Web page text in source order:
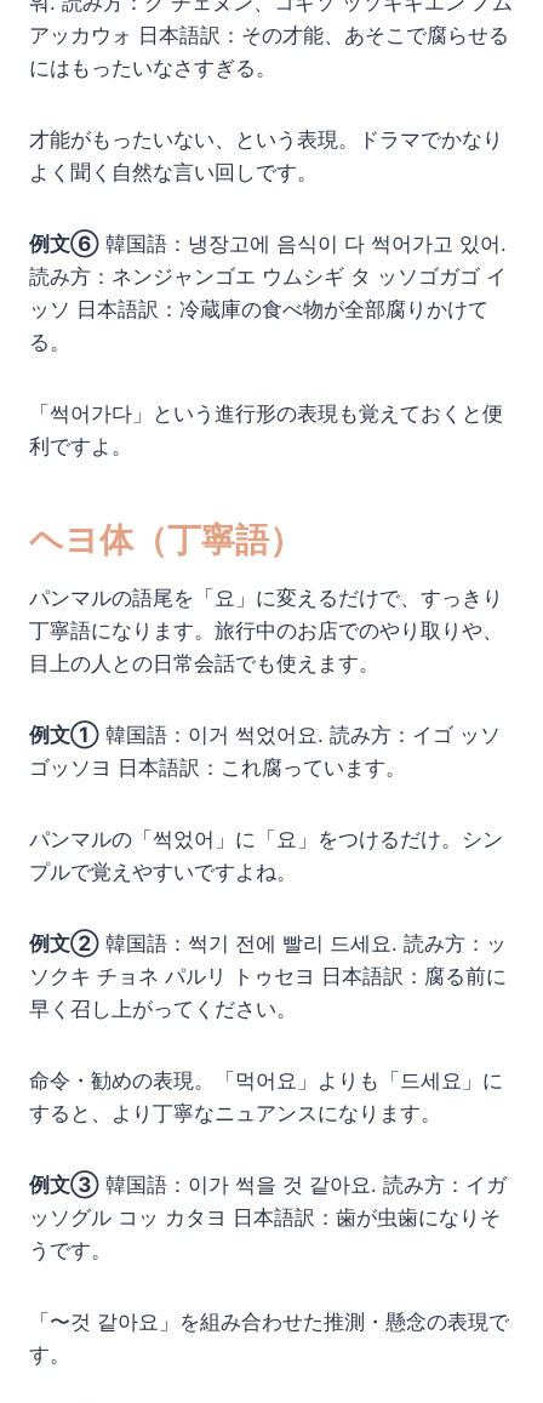
アッカウォ 日本語訳：その才能、あそこで腐らせる
にはもったいなさすぎる。
才能がもったいない、という表現。ドラマでかなり
よく聞く自然な言い回しです。
例文⑥ 韓国語：냉장고에 음식이 다 썩어가고 있어.
読み方：ネンジャンゴエ ウムシギ タ ッソゴガゴ イ
ッソ 日本語訳：冷蔵庫の食べ物が全部腐りかけて
る。
「썩어가다」という進行形の表現も覚えておくと便
利ですよ。
ヘヨ体（丁寧語）
パンマルの語尾を「요」に変えるだけで、すっきり
丁寧語になります。旅行中のお店でのやり取りや、
目上の人との日常会話でも使えます。
例文① 韓国語：이거 썩었어요. 読み方：イゴ ッソ
ゴッソヨ 日本語訳：これ腐っています。
パンマルの「썩었어」に「요」をつけるだけ。シン
プルで覚えやすいですよね。
例文② 韓国語：썩기 전에 빨리 드세요. 読み方：ッ
ソクキ チョネ パルリ トゥセヨ 日本語訳：腐る前に
早く召し上がってください。
命令・勧めの表現。「먹어요」よりも「드세요」に
すると、より丁寧なニュアンスになります。
例文③ 韓国語：이가 썩을 것 같아요. 読み方：イガ
ッソグル コッ カタヨ 日本語訳：歯が虫歯になりそ
うです。
「〜것 같아요」を組み合わせた推測・懸念の表現で
す。